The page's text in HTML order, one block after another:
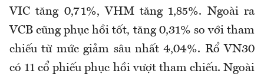
VIC tăng 0,71%, VHM tăng 1,85%. Ngoài ra
VCB cũng phục hồi tốt, tăng 0,31% so với tham
chiếu từ mức giảm sâu nhất 4,04%. Rổ VN30
có 11 cổ phiếu phục hồi vượt tham chiếu. Ngoài